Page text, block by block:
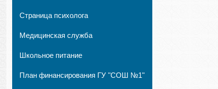
Страница психолога
Медицинская служба
Школьное питание
План финансирования ГУ "СОШ №1"